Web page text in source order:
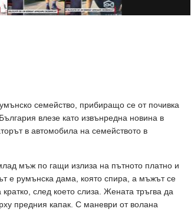
семейство, прибиращо се от почивка
влезе като извънредна новина в
в автомобила на семейството в
мъж по гащи излиза на пътното платно и
е румънска дама, която спира, а мъжът се
след което слиза. Жената тръгва да
предния капак. С маневри от волана